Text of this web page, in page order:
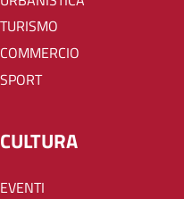
TURISMO
COMMERCIO
SPORT
CULTURA
EVENTI